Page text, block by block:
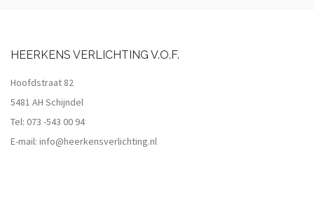
HEERKENS VERLICHTING V.O.F.
Hoofdstraat 82
5481 AH Schijndel
Tel: 073 -543 00 94
E-mail: info@heerkensverlichting.nl